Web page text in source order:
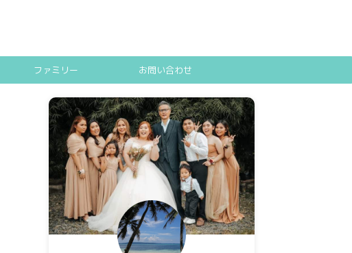
ファミリー お問い合わせ